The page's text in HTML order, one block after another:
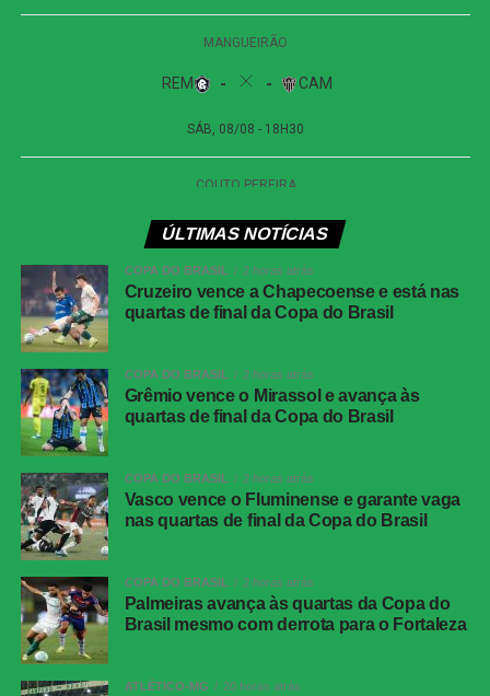
ÚLTIMAS NOTÍCIAS
COPA DO BRASIL 2 horas atrás
Cruzeiro vence a Chapecoense e está nas
quartas de final da Copa do Brasil
COPA DO BRASIL 2 horas atrás
Grêmio vence o Mirassol e avança às
quartas de final da Copa do Brasil
COPA DO BRASIL 2 horas atrás
Vasco vence o Fluminense e garante vaga
nas quartas de final da Copa do Brasil
COPA DO BRASIL 2 horas atrás
Palmeiras avança às quartas da Copa do
Brasil mesmo com derrota para o Fortaleza
ATLÉTICO-MG 20 horas atrás